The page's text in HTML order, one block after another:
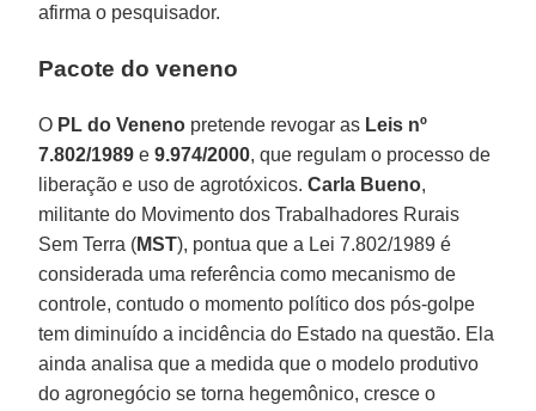
afirma o pesquisador.
Pacote do veneno
O PL do Veneno pretende revogar as Leis nº
7.802/1989 e9.974/2000, que regulam o processo de
liberação e uso de agrotóxicos.Carla Bueno,
militante do Movimento dos Trabalhadores Rurais
Sem Terra (MST), pontua que a Lei 7.802/1989 é
considerada uma referência como mecanismo de
controle, contudo o momento político dos pós-golpe
tem diminuído a incidência do Estado na questão. Ela
ainda analisa que a medida que o modelo produtivo
do agronegócio se torna hegemônico, cresce o